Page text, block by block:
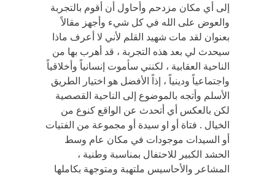
إلى أي مكان مزدحم وأحاول أن أقوم بالتجربة
والعوض على الله في كل شيء وأجهز مقالاً
بعنوان لقد مات شهيد القلم لأني لا أعرف ماذا
سيحدث لي بعد هذه التجربة ، قد أهرب بها من
الناحية العقابية ، لكنني سأموت إنسانياً وأخلاقياً
واجتماعياً ودينياً ، إذاً الأفضل هو اختيار الطريق
الأسلم وأتجه بالموضوع إلى الناحية القصصية
لكن بالعكس أي أتحدث عن الواقع كنوع من
الخيال . فتاة أو او سيدة أو مجموعة من الفتيات
أو السيدات موجودات في مكان عام وسط
الحشد الكبير للاحتفال بمناسبة وطنية ،
المشاعر والأحاسيس ملتهبة ومتوجهة بكاملها